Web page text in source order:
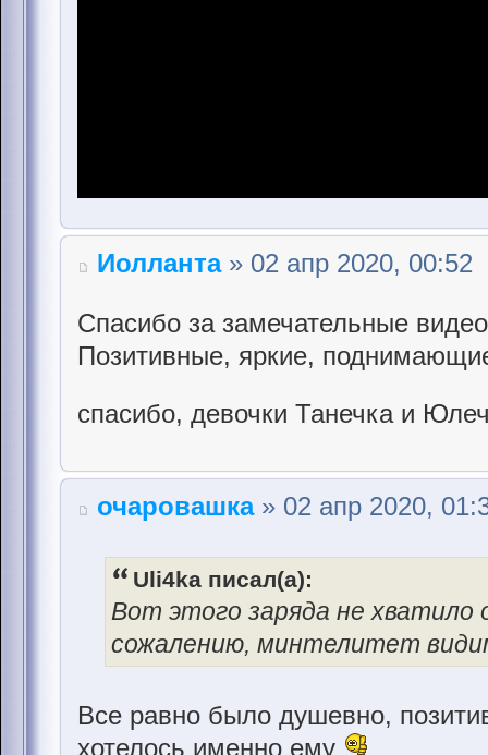
Иолланта» 02 апр 2020, 00:52
Спасибо за замечательные
Позитивные, яркие,
спасибо, девочки Танечка и
очаровашка» 02 апр 2020,
Uli4ka писал(а):
Вот этого заряда не хватило
сожалению, минтелитет
Все равно было душевно,
хотелось именно ему